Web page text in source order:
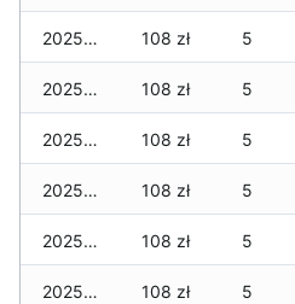
2025-01-10 108 zł 5
2025-01-09 108 zł 5
2025-01-08 108 zł 5
2025-01-07 108 zł 5
2025-01-06 108 zł 5
2025-01-05 108 zł 5